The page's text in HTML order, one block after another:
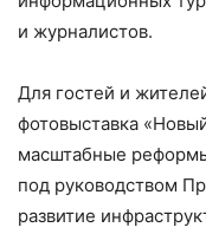
и журналистов.
Для гостей и
фотовыставка
масштабные
под руководством
развитие